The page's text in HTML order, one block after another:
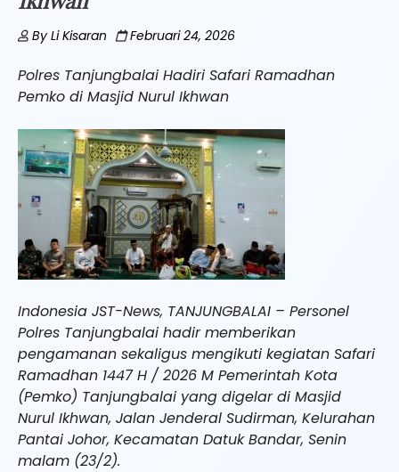
ByLi Kisaran Februari 24, 2026
Polres Tanjungbalai Hadiri Safari Ramadhan
Pemko di Masjid Nurul Ikhwan
Indonesia JST-News, TANJUNGBALAI – Personel
Polres Tanjungbalai hadir memberikan
pengamanan sekaligus mengikuti kegiatan Safari
Ramadhan 1447 H / 2026 M Pemerintah Kota
(Pemko) Tanjungbalai yang digelar di Masjid
Nurul Ikhwan, Jalan Jenderal Sudirman, Kelurahan
Pantai Johor, Kecamatan Datuk Bandar, Senin
malam (23/2).